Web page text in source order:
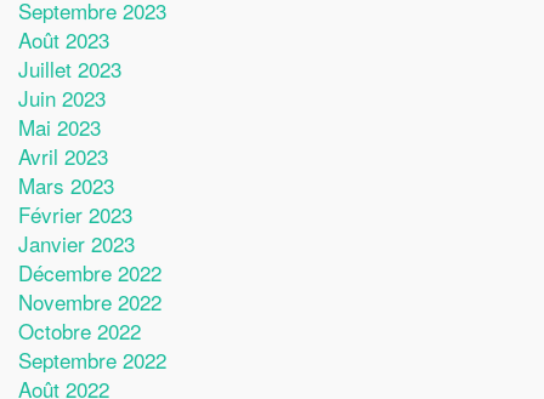
Septembre 2023
Août 2023
Juillet 2023
Juin 2023
Mai 2023
Avril 2023
Mars 2023
Février 2023
Janvier 2023
Décembre 2022
Novembre 2022
Octobre 2022
Septembre 2022
Août 2022